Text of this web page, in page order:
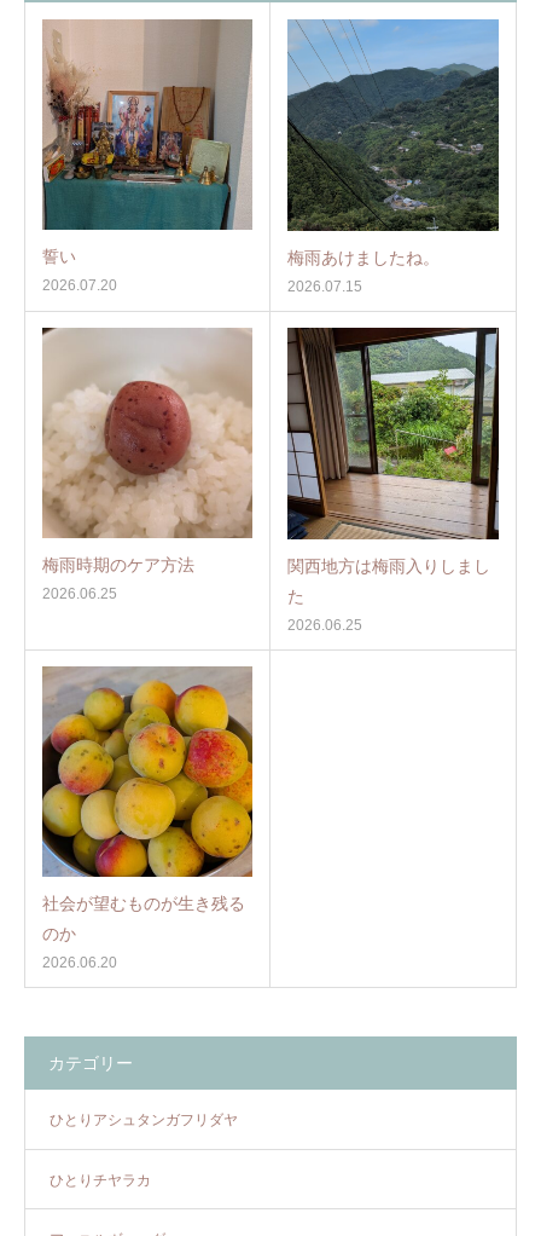
誓い
2026.07.20
梅雨あけましたね。
2026.07.15
梅雨時期のケア方法
2026.06.25
関西地方は梅雨入りしまし
た
2026.06.25
社会が望むものが生き残る
のか
2026.06.20
カテゴリー
ひとりアシュタンガフリダヤ
ひとりチヤラカ